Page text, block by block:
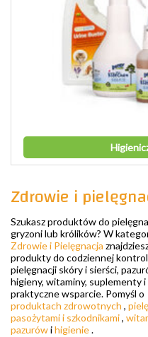
Zdrowie i
Szukasz produktów do
gryzoni lub królików? W
Zdrowie i Pielęgnacja
produkty do codziennej
pielęgnacji skóry i sierści,
higieny, witaminy, suplementy i
praktyczne wsparcie. Pomyśl o
produktach zdrowotnych ,
pasożytami i szkodnikami,
pazurówihigienie.